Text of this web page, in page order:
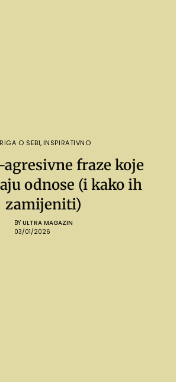
O SEBI, INSPIRATIVNO
fraze koje
odnose (i kako ih
zamijeniti)
BY ULTRA MAGAZIN
03/01/2026